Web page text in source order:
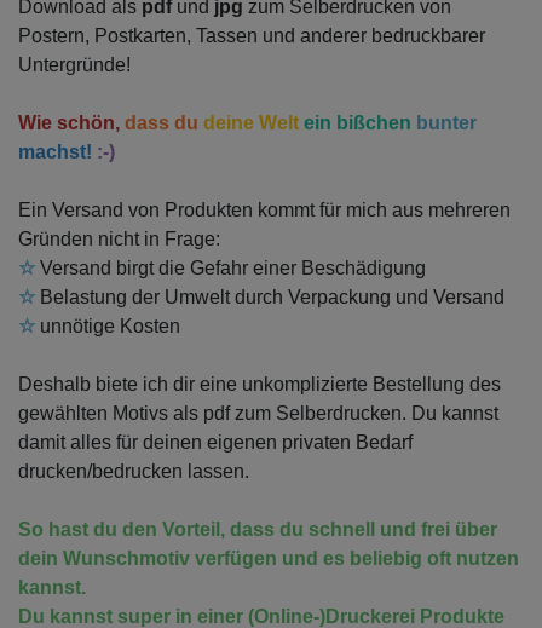
Download als pdf und jpg zum Selberdrucken von
Postern, Postkarten, Tassen und anderer bedruckbarer
Untergründe!
Wie schön, dass du deine Welt ein bißchen bunter
machst! :-)
Ein Versand von Produkten kommt für mich aus mehreren
Gründen nicht in Frage:
☆ Versand birgt die Gefahr einer Beschädigung
☆ Belastung der Umwelt durch Verpackung und Versand
☆ unnötige Kosten
Deshalb biete ich dir eine unkomplizierte Bestellung des
gewählten Motivs als pdf zum Selberdrucken. Du kannst
damit alles für deinen eigenen privaten Bedarf
drucken/bedrucken lassen.
So hast du den Vorteil, dass du schnell und frei über
dein Wunschmotiv verfügen und es beliebig oft nutzen
kannst.
Du kannst super in einer (Online-)Druckerei Produkte